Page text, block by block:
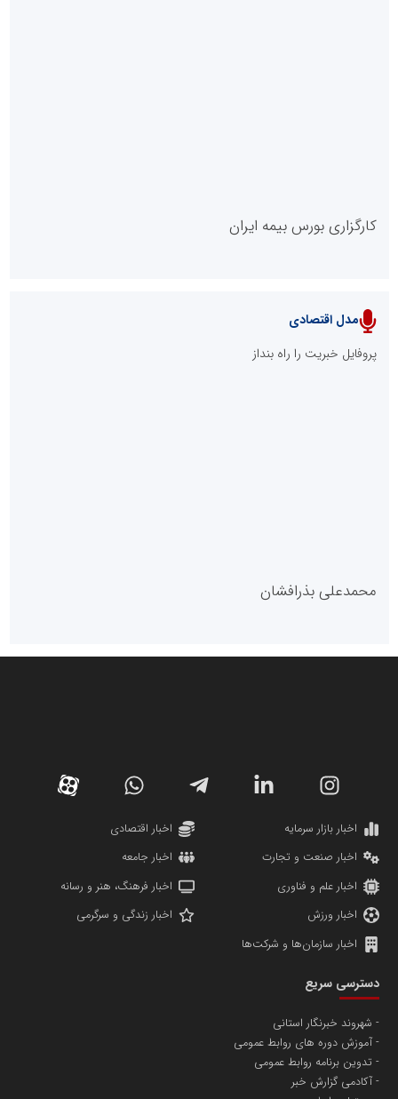
پایگاه خبری نهضت ملی مسکن
پایگاه خبری گفتمان یزد
دانشگاه سئوی ایران
پایگاه اطلاع رسانی اعتلای نهادهای مردمی
کارگزاری بورس بیمه ایران
تامین آهن اسفنجی تولیدکنندگان فولاد در کشور
مدل اقتصادی
پروفایل خبریت را راه بنداز
محمدعلی بذرافشان
مریم حاج نوروز نظری
مسعودصادقی
اخبار بازار سرمایه
اخبار اقتصادی
اخبار صنعت و تجارت
اخبار جامعه
اخبار علم و فناوری
اخبار فرهنگ، هنر و رسانه
اخبار ورزش
اخبار زندگی و سرگرمی
اخبار سازمان‌ها و شرکت‌ها
دسترسی سریع
شهروند خبرنگار استانی
آموزش دوره های روابط عمومی
تدوین برنامه روابط عمومی
آکادمی گزارش خبر